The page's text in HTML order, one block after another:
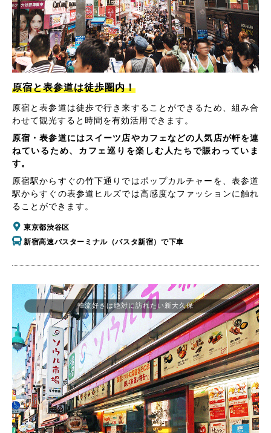
原宿と表参道は徒歩圏内！
原宿と表参道は徒歩で行き来することができるため、組み合
わせて観光すると時間を有効活用できます。
原宿・表参道にはスイーツ店やカフェなどの人気店が軒を連
ねているため、カフェ巡りを楽しむ人たちで賑わっていま
す。
原宿駅からすぐの竹下通りではポップカルチャーを、表参道
駅からすぐの表参道ヒルズでは高感度なファッションに触れ
ることができます。
東京都渋谷区
新宿高速バスターミナル（バスタ新宿）で下車
韓流好きは絶対に訪れたい新大久保